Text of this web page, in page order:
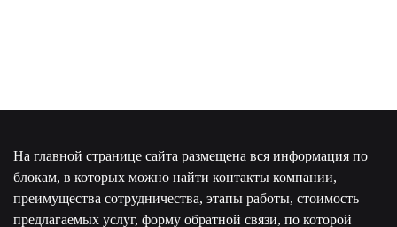
На главной странице сайта размещена вся информация по
блокам, в которых можно найти контакты компании,
преимущества сотрудничества, этапы работы, стоимость
предлагаемых услуг, форму обратной связи, по которой